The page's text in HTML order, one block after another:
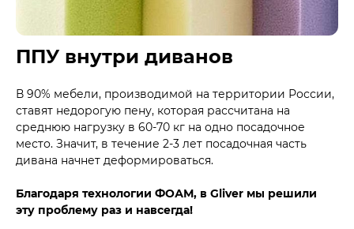
ППУ внутри диванов
В 90% мебели, производимой на территории России,
ставят недорогую пену, которая рассчитана на
среднюю нагрузку в 60-70 кг на одно посадочное
место. Значит, в течение 2-3 лет посадочная часть
дивана начнет деформироваться.
Благодаря технологии ФОАМ, в Gliver мы решили
эту проблему раз и навсегда!